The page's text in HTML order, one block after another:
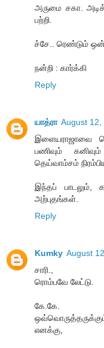
அருமை சகா.
பற்றி.
ச்சே.. ரெண்டும்
நன்றி : கார்க்கி
Reply
யாத்ரா August 12,
இளையராஜாவை
பணிவும்
தெய்வாம்சம்
இந்தப் பாடலும்,
அற்புதங்கள்.
Reply
Kumky August
சாரி.,
ரொம்பவே லேட்டு.
கே.கே.
எனக்கு,